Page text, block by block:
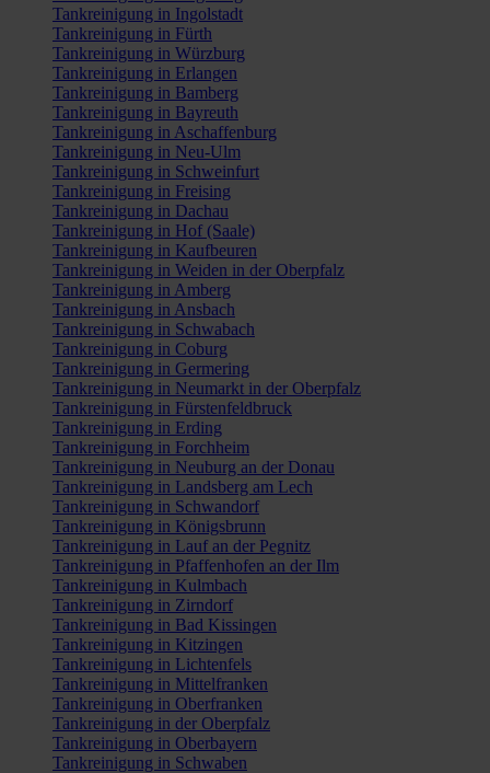
Tankreinigung in Ingolstadt
Tankreinigung in Fürth
Tankreinigung in Würzburg
Tankreinigung in Erlangen
Tankreinigung in Bamberg
Tankreinigung in Bayreuth
Tankreinigung in Aschaffenburg
Tankreinigung in Neu-Ulm
Tankreinigung in Schweinfurt
Tankreinigung in Freising
Tankreinigung in Dachau
Tankreinigung in Hof (Saale)
Tankreinigung in Kaufbeuren
Tankreinigung in Weiden in der Oberpfalz
Tankreinigung in Amberg
Tankreinigung in Ansbach
Tankreinigung in Schwabach
Tankreinigung in Coburg
Tankreinigung in Germering
Tankreinigung in Neumarkt in der Oberpfalz
Tankreinigung in Fürstenfeldbruck
Tankreinigung in Erding
Tankreinigung in Forchheim
Tankreinigung in Neuburg an der Donau
Tankreinigung in Landsberg am Lech
Tankreinigung in Schwandorf
Tankreinigung in Königsbrunn
Tankreinigung in Lauf an der Pegnitz
Tankreinigung in Pfaffenhofen an der Ilm
Tankreinigung in Kulmbach
Tankreinigung in Zirndorf
Tankreinigung in Bad Kissingen
Tankreinigung in Kitzingen
Tankreinigung in Lichtenfels
Tankreinigung in Mittelfranken
Tankreinigung in Oberfranken
Tankreinigung in der Oberpfalz
Tankreinigung in Oberbayern
Tankreinigung in Schwaben